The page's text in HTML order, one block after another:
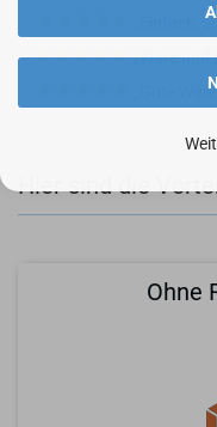
Einfach,
Ware und
Gute
Hier sind die
Ohne